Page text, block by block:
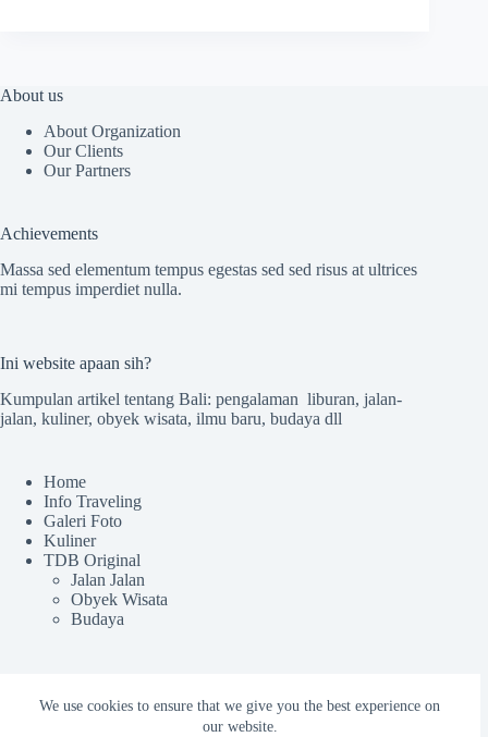
We use cookies to ensure that we give you the best experience on
our website.
About us
About Organization
Our Clients
Our Partners
Achievements
Massa sed elementum tempus egestas sed sed risus at ultrices
mi tempus imperdiet nulla.
Ini website apaan sih?
Kumpulan artikel tentang Bali: pengalaman liburan, jalan-
jalan, kuliner, obyek wisata, ilmu baru, budaya dll
Home
Info Traveling
Galeri Foto
Kuliner
TDB Original
Jalan Jalan
Obyek Wisata
Budaya